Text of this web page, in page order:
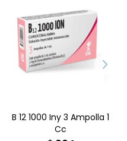
Inyectable es un
suplemento de vitamina
B12 (generalmente
cianocobalamina)
presentado en una caja
con 3 ampollas de 1 ml (1
cc) cada una, utilizado
para tratar deficiencias
B 12 1000 Iny 3 Ampolla 1
Cc